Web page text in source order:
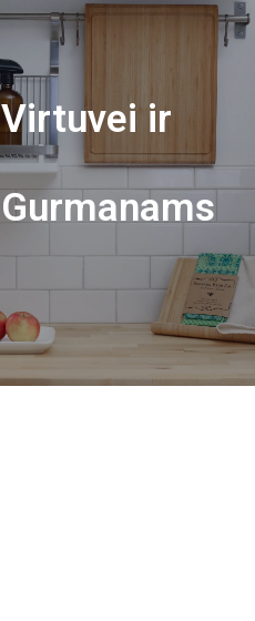
Virtuvei ir
Gurmanams